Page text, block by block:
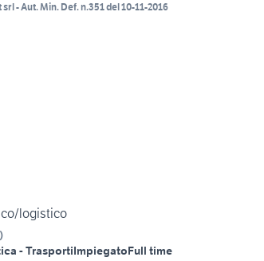
- Aut. Min. Def. n.351 del 10-11-2016
logistico
)
- TrasportiImpiegatoFull time